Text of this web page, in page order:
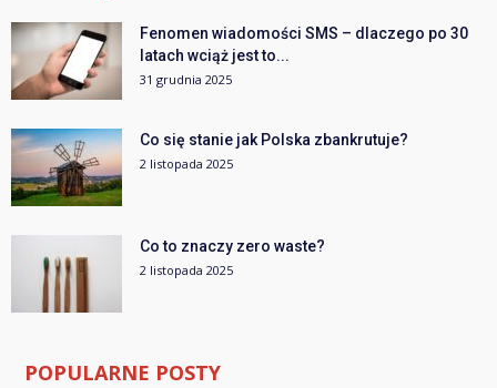
Fenomen wiadomości SMS – dlaczego po 30
latach wciąż jest to...
31 grudnia 2025
Co się stanie jak Polska zbankrutuje?
2 listopada 2025
Co to znaczy zero waste?
2 listopada 2025
POPULARNE POSTY